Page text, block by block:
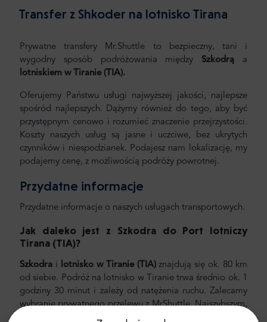
Transfer z Shkoder na lotnisko Tirana
Prywatne transfery Mr.Shuttle to bezpieczny, tani i
wygodny sposób podróżowania między
Szkodrą
a
lotniskiem w Tiranie (TIA).
Oferujemy Państwu usługi najwyższej jakości, najlepsze
spośród najlepszych. Dążymy również do tego, aby być
przystępnym cenowo i rozumieć znaczenie przejrzystości.
Koszty naszych usług są jasne i uczciwe, bez ukrytych
czynników i niespodzianek. Podajesz nam lokalizację, my
podajemy cenę, z możliwością podróży powrotnej.
Przydatne informacje
Przydatne informacje o naszych usługach transportowych.
Jak daleko jest z Szkodra do Port lotniczy
Tirana (TIA)?
Szkodra i lotnisko w Tiranie (TIA)znajdują się ok. 80 km
od siebie. Podróż na lotnisko w Tiranie trwa średnio ok. 1
godziny 30 minut i zależy od natężenia ruchu. Zalecamy
wybranie prywatnego przelewu z MrShuttle. Najszybszym,
najbezpieczniejszym i najbardziej niezawodnym